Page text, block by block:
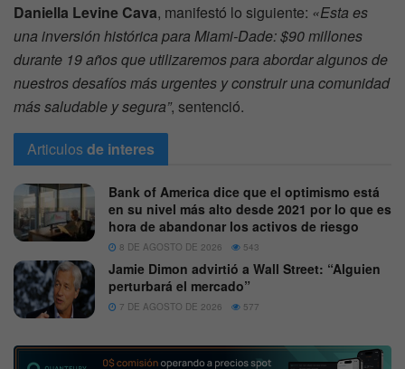
Daniella Levine Cava, manifestó lo siguiente: «Esta es
una inversión histórica para Miami-Dade: $90 millones
durante 19 años que utilizaremos para abordar algunos de
nuestros desafíos más urgentes y construir una comunidad
más saludable y segura”, sentenció.
Articulosde interes
Bank of America dice que el optimismo está
en su nivel más alto desde 2021 por lo que es
hora de abandonar los activos de riesgo
8 DE AGOSTO DE 2026 543
Jamie Dimon advirtió a Wall Street: “Alguien
perturbará el mercado”
7 DE AGOSTO DE 2026 577